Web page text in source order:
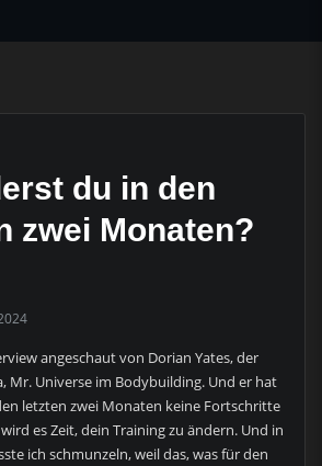
du in den
zwei Monaten?
angeschaut von Dorian Yates, der
Mr. Universe im Bodybuilding. Und er hat
letzten zwei Monaten keine Fortschritte
es Zeit, dein Training zu ändern. Und in
ich schmunzeln, weil das, was für den